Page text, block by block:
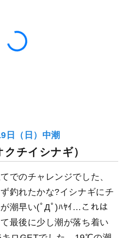
日（日）中潮
クチイシナギ）
でのチャレンジでした、